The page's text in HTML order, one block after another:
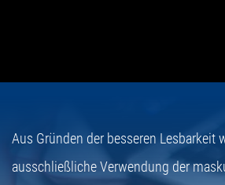
Aus Gründen der besseren
ausschließliche Verwendung der